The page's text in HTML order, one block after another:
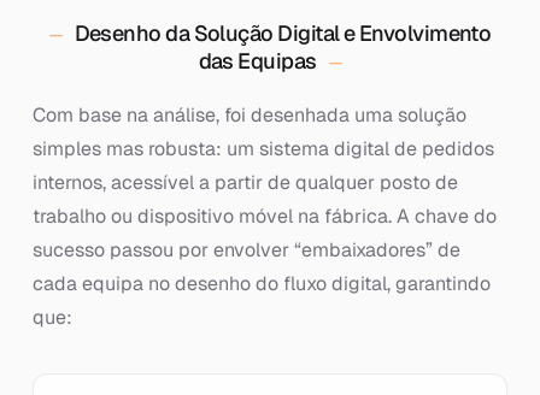
Desenho da Solução Digital e Envolvimento
das Equipas
Com base na análise, foi desenhada uma solução
simples mas robusta: um sistema digital de pedidos
internos, acessível a partir de qualquer posto de
trabalho ou dispositivo móvel na fábrica. A chave do
sucesso passou por envolver “embaixadores” de
cada equipa no desenho do fluxo digital, garantindo
que: